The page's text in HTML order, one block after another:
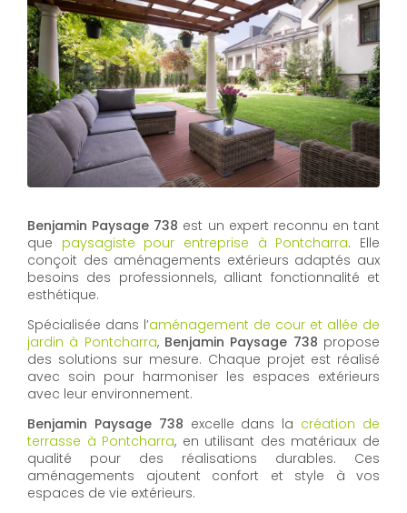
Benjamin Paysage 738 est un expert reconnu en tant
que paysagiste pour entreprise à Pontcharra. Elle
conçoit des aménagements extérieurs adaptés aux
besoins des professionnels, alliant fonctionnalité et
esthétique.
Spécialisée dans l’aménagement de cour et allée de
jardin à Pontcharra, Benjamin Paysage 738 propose
des solutions sur mesure. Chaque projet est réalisé
avec soin pour harmoniser les espaces extérieurs
avec leur environnement.
Benjamin Paysage 738 excelle dans la création de
terrasse à Pontcharra, en utilisant des matériaux de
qualité pour des réalisations durables. Ces
aménagements ajoutent confort et style à vos
espaces de vie extérieurs.